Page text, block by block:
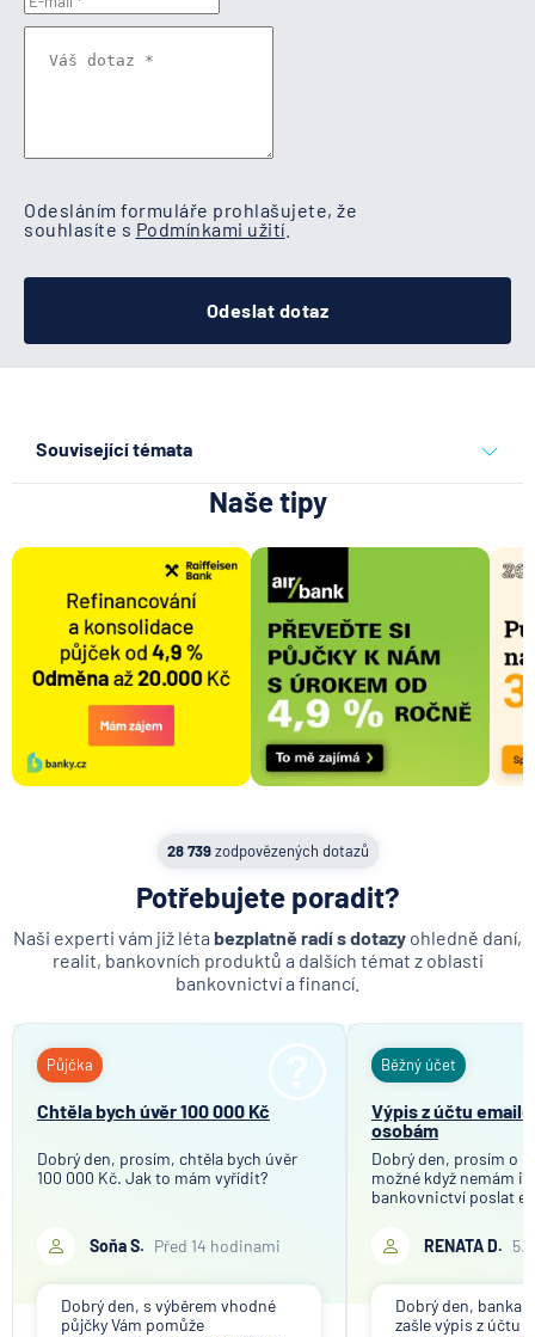
Odesláním formuláře prohlašujete, že
souhlasíte s Podmínkami užití
Odeslat dotaz
Související témata
Naše tipy
28 739zodpovězených dotazů
Potřebujete poradit?
Naši experti vám již léta bezplatně radí s dotazy ohledně daní,
realit, bankovních produktů a dalších témat z oblasti
bankovnictví a financí.
Půjčka
Chtěla bych úvěr 100 000 Kč
Dobrý den, prosím, chtěla bych úvěr
100 000 Kč. Jak to mám vyřídit?
Soňa S. Před 14 hodinami
Dobrý den, s výběrem vhodné
půjčky Vám pomůže
Běžný účet
Výpis z účtu
osobám
Dobrý den, prosím o
možné když nemám
bankovnictví poslat
RENATA D.
Dobrý den, banka
zašle výpis z účtu